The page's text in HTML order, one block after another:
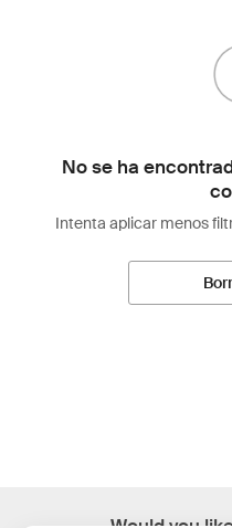
No se ha
Intenta aplicar menos